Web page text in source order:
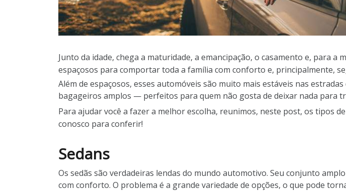
Junto da idade, chega a maturidade, a emancipação, o casamento e, para
espaçosos para comportar toda a família com conforto e, principalmente,
Além de espaçosos, esses automóveis são muito mais estáveis nas
bagageiros amplos — perfeitos para quem não gosta de deixar nada para
Para ajudar você a fazer a melhor escolha, reunimos, neste post, os tipos de
conosco para conferir!
Sedans
Os sedãs são verdadeiras lendas do mundo automotivo. Seu conjunto
com conforto. O problema é a grande variedade de opções, o que pode